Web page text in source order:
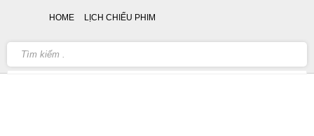
HOME LỊCH CHIẾU PHIM